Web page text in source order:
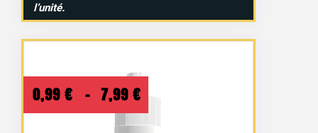
l’unité.
0,99 € – 7,99 € Plage
de